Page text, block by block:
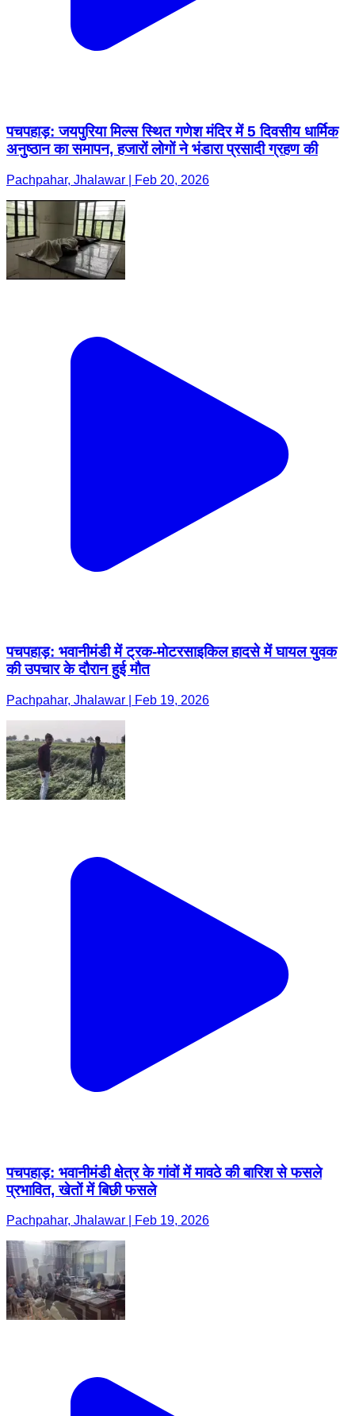
पचपहाड़: जयपुरिया मिल्स स्थित गणेश मंदिर में 5 दिवसीय धार्मिक
अनुष्ठान का समापन, हजारों लोगों ने भंडारा प्रसादी ग्रहण की
Pachpahar, Jhalawar | Feb 20, 2026
पचपहाड़: भवानीमंडी में ट्रक-मोटरसाइकिल हादसे में घायल युवक
की उपचार के दौरान हुई मौत
Pachpahar, Jhalawar | Feb 19, 2026
पचपहाड़: भवानीमंडी क्षेत्र के गांवों में मावठे की बारिश से फसले
प्रभावित, खेतों में बिछी फसले
Pachpahar, Jhalawar | Feb 19, 2026